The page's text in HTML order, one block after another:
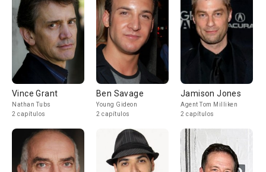
Vince Grant
Nathan Tubs
2 capítulos
Ben Savage
Young Gideon
2 capítulos
Jamison Jones
Agent Tom Milliken
2 capítulos